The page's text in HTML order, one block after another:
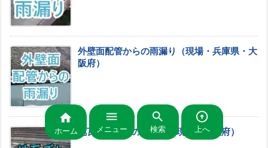
外壁面配管からの雨漏り（現場・兵庫県・大
阪府）
地瓦ズレからの雨漏り（現場・大阪府）

ホーム

メニュー

検索

上へ